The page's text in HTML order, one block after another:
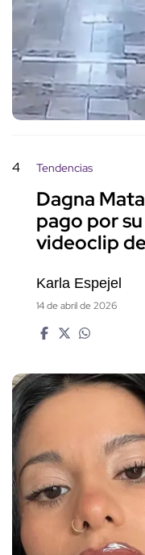
4 Tendencias
Dagna
pago por
videoclip
Karla Espejel
14 de abril de 2026